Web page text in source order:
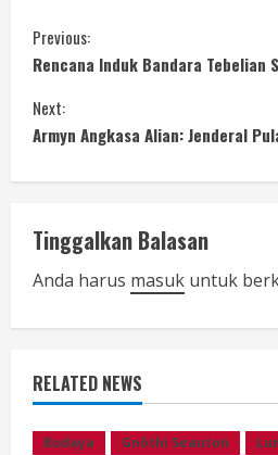
C
o
n
t
i
n
u
e
R
Previous:
Rencana Induk Bandara Tebelian
Next:
Armyn Angkasa Alian: Jenderal
Tinggalkan Balasan
Anda harus masuk untuk
RELATED NEWS
Budaya Gnōthi Seauton